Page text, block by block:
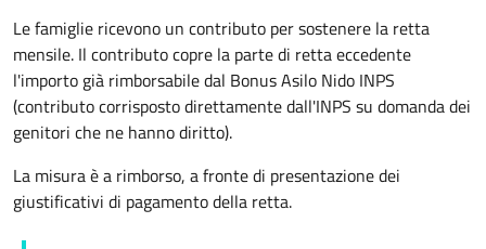
Le famiglie ricevono un contributo per sostenere la retta
mensile. Il contributo copre la parte di retta eccedente
l'importo già rimborsabile dal Bonus Asilo Nido INPS
(contributo corrisposto direttamente dall'INPS su domanda dei
genitori che ne hanno diritto).
La misura è a rimborso, a fronte di presentazione dei
giustificativi di pagamento della retta.